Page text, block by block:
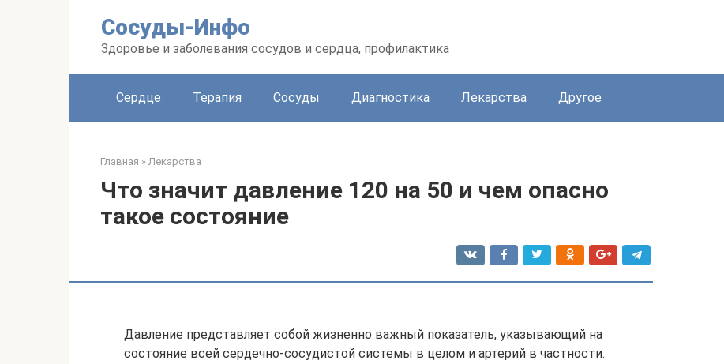
Сосуды-Инфо
Здоровье и заболевания сосудов и сердца, профилактика
Сердце Терапия Сосуды Диагностика Лекарства Другое
Главная » Лекарства
Что значит давление 120 на 50 и чем опасно
такое состояние
Давление представляет собой жизненно важный показатель, указывающий на
состояние всей сердечно-сосудистой системы в целом и артерий в частности.